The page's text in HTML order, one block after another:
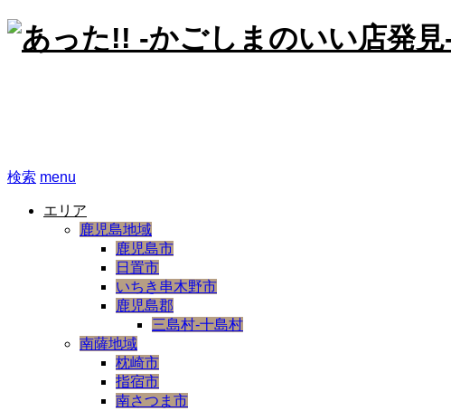
検索 menu
エリア
鹿児島地域
鹿児島市
日置市
いちき串木野市
鹿児島郡
三島村-十島村
南薩地域
枕崎市
指宿市
南さつま市